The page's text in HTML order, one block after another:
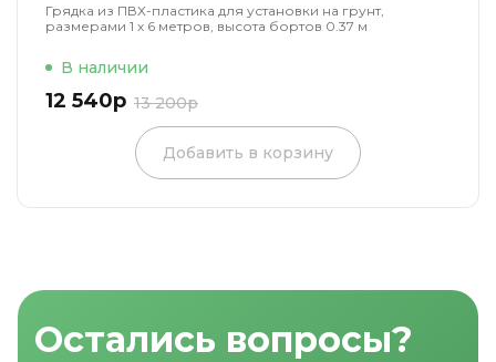
Грядка из ПВХ-пластика для установки на грунт,
размерами 1 х 6 метров, высота бортов 0.37 м
В наличии
12 540р 13 200р
Добавить в корзину
Остались вопросы?